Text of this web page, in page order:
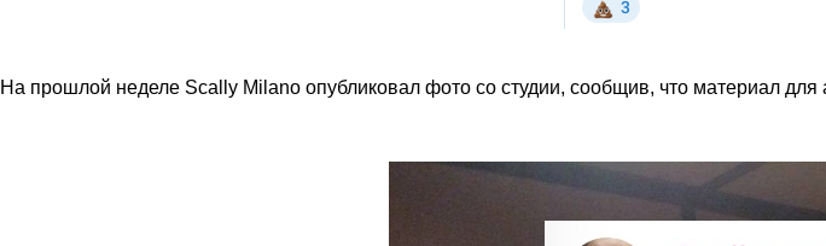
На прошлой неделе Scally Milano опубликовал фото со студии, сообщив, что материал